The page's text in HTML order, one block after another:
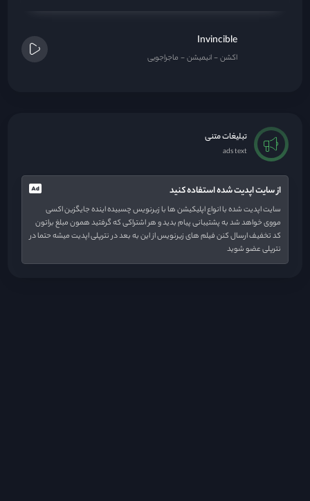
Invincible
اکشن انیمیشن ماجراجویی
تبلیغات متنی
ads text
از سایت اپدیت شده استفاده کنید
سایت اپدیت شده با انواع اپلیکیشن ها با زیرنویس چسبیده اینده جایگزین اکسی
مووی خواهد شد به پشتیبانی پیام بدید و هر اشتراکی که گرفتید همون مبلغ براتون
کد تخفیف ارسال کنن فیلم های زیرنویس از این به بعد در نترپلی اپدیت میشه حتما در
نترپلی عضو شوید